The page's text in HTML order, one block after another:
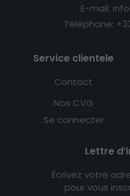
E-mail:
Téléphone:
Service clientele
Contact
Nos CVG
Se connecter
Lettre
Écrivez votre
pour vous